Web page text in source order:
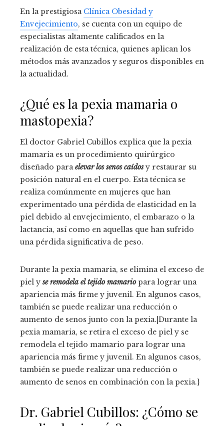
En la prestigiosa Clínica Obesidad y
Envejecimiento, se cuenta con un equipo de
especialistas altamente calificados en la
realización de esta técnica, quienes aplican los
métodos más avanzados y seguros disponibles en
la actualidad.
¿Qué es la pexia mamaria o
mastopexia?
El doctor Gabriel Cubillos explica que la pexia
mamaria es un procedimiento quirúrgico
diseñado paraelevar los senos caídosy restaurar su
posición natural en el cuerpo. Esta técnica se
realiza comúnmente en mujeres que han
experimentado una pérdida de elasticidad en la
piel debido al envejecimiento, el embarazo o la
lactancia, así como en aquellas que han sufrido
una pérdida significativa de peso.
Durante la pexia mamaria, se elimina el exceso de
piel yse remodela el tejido mamariopara lograr una
apariencia más firme y juvenil. En algunos casos,
también se puede realizar una reducción o
aumento de senos junto con la pexia.|Durante la
pexia mamaria, se retira el exceso de piel y se
remodela el tejido mamario para lograr una
apariencia más firme y juvenil. En algunos casos,
también se puede realizar una reducción o
aumento de senos en combinación con la pexia.}
Dr. Gabriel Cubillos: ¿Cómo se